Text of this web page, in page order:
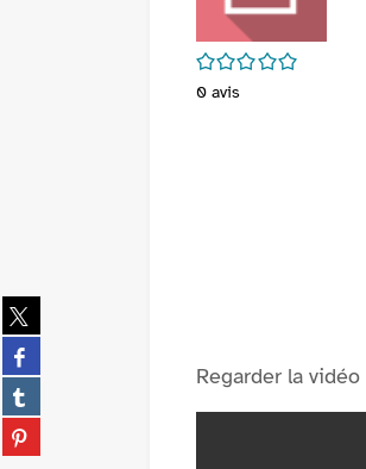
Partager
sur
twitter
(Nouvelle
fenêtre)
Partager
sur
facebook
(Nouvelle
fenêtre)
Partager
sur
tumblr
Partager
sur
/5
0 avis
Regarder la vidéo